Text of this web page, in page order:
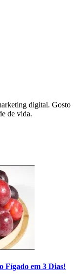
digital. Gosto
de vida.
Fígado em 3 Dias!